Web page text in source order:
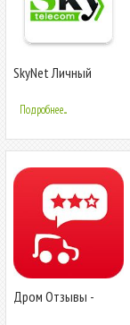
SkyNet Личный
Подробнее...
Дром Отзывы -